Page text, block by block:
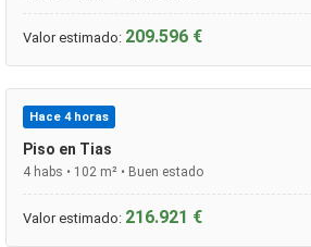
Valor estimado: 209.596 €
Hace 4 horas
Piso en Tias
4 habs • 102 m² • Buen estado
Valor estimado: 216.921 €